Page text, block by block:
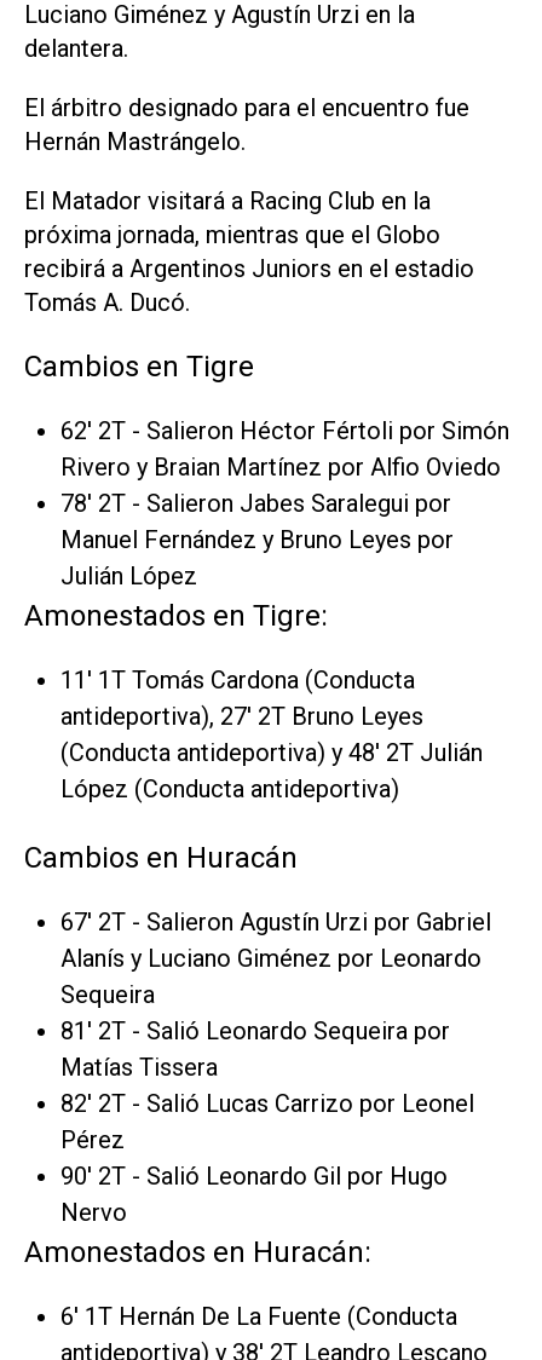
Luciano Giménez y Agustín Urzi en la
delantera.
El árbitro designado para el encuentro fue
Hernán Mastrángelo.
El Matador visitará a Racing Club en la
próxima jornada, mientras que el Globo
recibirá a Argentinos Juniors en el estadio
Tomás A. Ducó.
Cambios en Tigre
62' 2T - Salieron Héctor Fértoli por Simón
Rivero y Braian Martínez por Alfio Oviedo
78' 2T - Salieron Jabes Saralegui por
Manuel Fernández y Bruno Leyes por
Julián López
Amonestados en Tigre:
11' 1T Tomás Cardona (Conducta
antideportiva), 27' 2T Bruno Leyes
(Conducta antideportiva) y 48' 2T Julián
López (Conducta antideportiva)
Cambios en Huracán
67' 2T - Salieron Agustín Urzi por Gabriel
Alanís y Luciano Giménez por Leonardo
Sequeira
81' 2T - Salió Leonardo Sequeira por
Matías Tissera
82' 2T - Salió Lucas Carrizo por Leonel
Pérez
90' 2T - Salió Leonardo Gil por Hugo
Nervo
Amonestados en Huracán:
6' 1T Hernán De La Fuente (Conducta
antideportiva) y 38' 2T Leandro Lescano